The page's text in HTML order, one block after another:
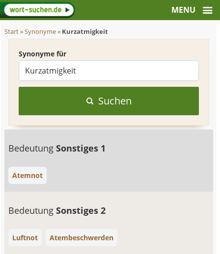
Start»Synonyme» Kurzatmigkeit
Synonyme für
Suchen
BedeutungSonstiges 1
Atemnot
BedeutungSonstiges 2
Luftnot Atembeschwerden